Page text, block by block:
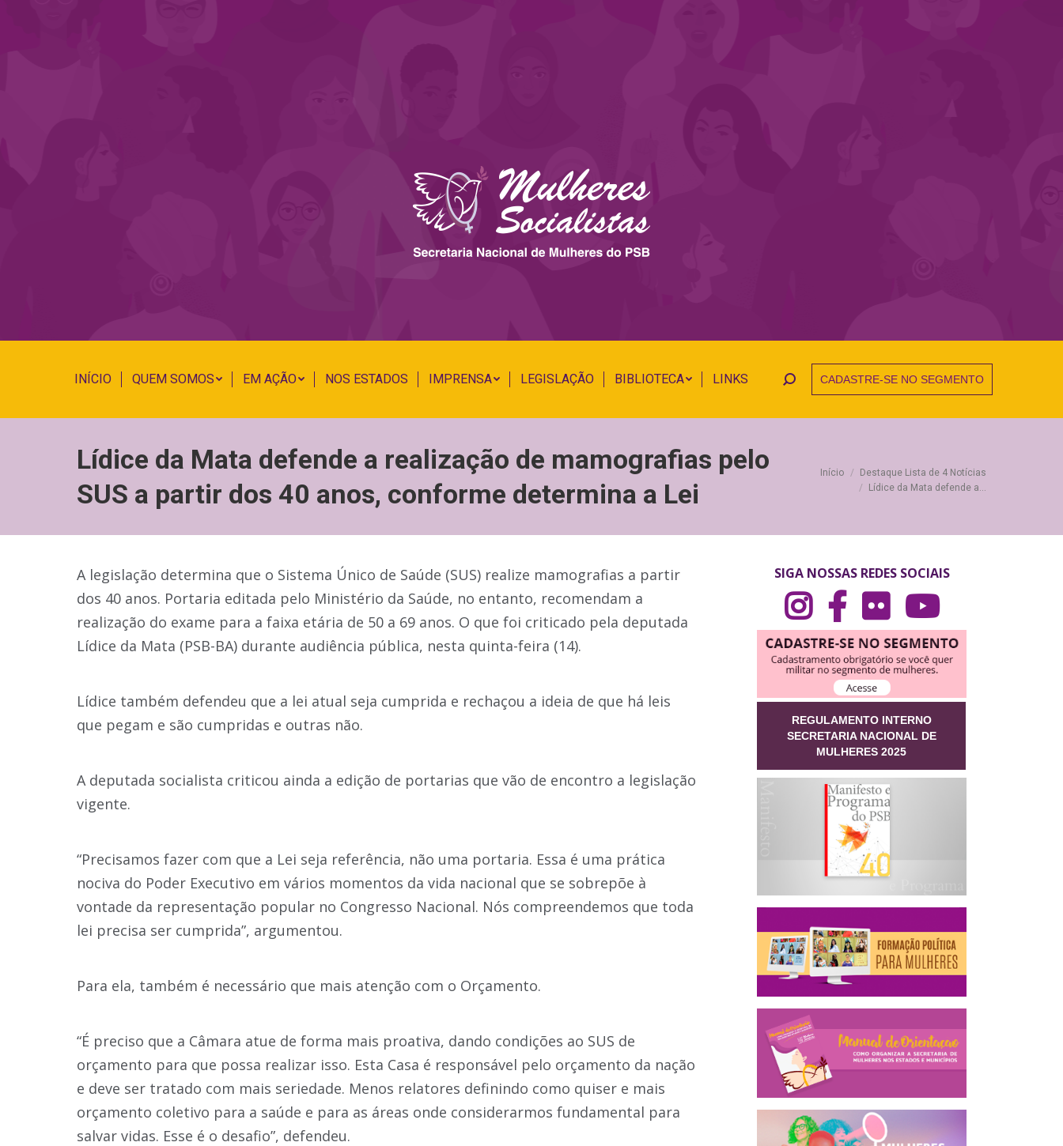
INÍCIO QUEM SOMOS EM AÇÃO NOS ESTADOS IMPRENSA LEGISLAÇÃO BIBLIOTECA LINKS Search:CADASTRE-SE NO SEGMENTO
Lídice da Mata defende a realização de mamografias pelo
SUS a partir dos 40 anos, conforme determina a Lei
Você está aqui:
Início
Destaque Lista de 4 Notícias
Lídice da Mata defende a…
A legislação determina que o Sistema Único de Saúde (SUS) realize mamografias a partir
dos 40 anos. Portaria editada pelo Ministério da Saúde, no entanto, recomendam a
realização do exame para a faixa etária de 50 a 69 anos. O que foi criticado pela deputada
Lídice da Mata (PSB-BA) durante audiência pública, nesta quinta-feira (14).
Lídice também defendeu que a lei atual seja cumprida e rechaçou a ideia de que há leis
que pegam e são cumpridas e outras não.
A deputada socialista criticou ainda a edição de portarias que vão de encontro a legislação
vigente.
“Precisamos fazer com que a Lei seja referência, não uma portaria. Essa é uma prática
nociva do Poder Executivo em vários momentos da vida nacional que se sobrepõe à
vontade da representação popular no Congresso Nacional. Nós compreendemos que toda
lei precisa ser cumprida”, argumentou.
Para ela, também é necessário que mais atenção com o Orçamento.
“É preciso que a Câmara atue de forma mais proativa, dando condições ao SUS de
orçamento para que possa realizar isso. Esta Casa é responsável pelo orçamento da nação
e deve ser tratado com mais seriedade. Menos relatores definindo como quiser e mais
orçamento coletivo para a saúde e para as áreas onde considerarmos fundamental para
salvar vidas. Esse é o desafio”, defendeu.
SIGA NOSSAS REDES SOCIAIS
REGULAMENTO INTERNO
SECRETARIA NACIONAL DE
MULHERES 2025